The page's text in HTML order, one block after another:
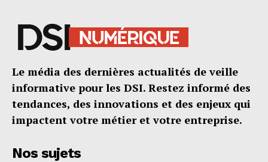
Le média des dernières actualités de veille
informative pour les DSI. Restez informé des
tendances, des innovations et des enjeux qui
impactent votre métier et votre entreprise.
Nos sujets